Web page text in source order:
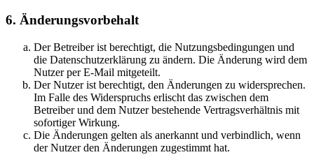
6. Änderungsvorbehalt
Der Betreiber ist berechtigt, die Nutzungsbedingungen und
die Datenschutzerklärung zu ändern. Die Änderung wird dem
Nutzer per E-Mail mitgeteilt.
Der Nutzer ist berechtigt, den Änderungen zu widersprechen.
Im Falle des Widerspruchs erlischt das zwischen dem
Betreiber und dem Nutzer bestehende Vertragsverhältnis mit
sofortiger Wirkung.
Die Änderungen gelten als anerkannt und verbindlich, wenn
der Nutzer den Änderungen zugestimmt hat.